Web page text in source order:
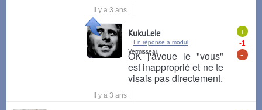
Il y a 3 ans
+
-1
-
KukuLele
En réponse à modul
Vermisseau
OK j'avoue le "vous"
est inapproprié et ne te
visais pas directement.
Il y a 3 ans